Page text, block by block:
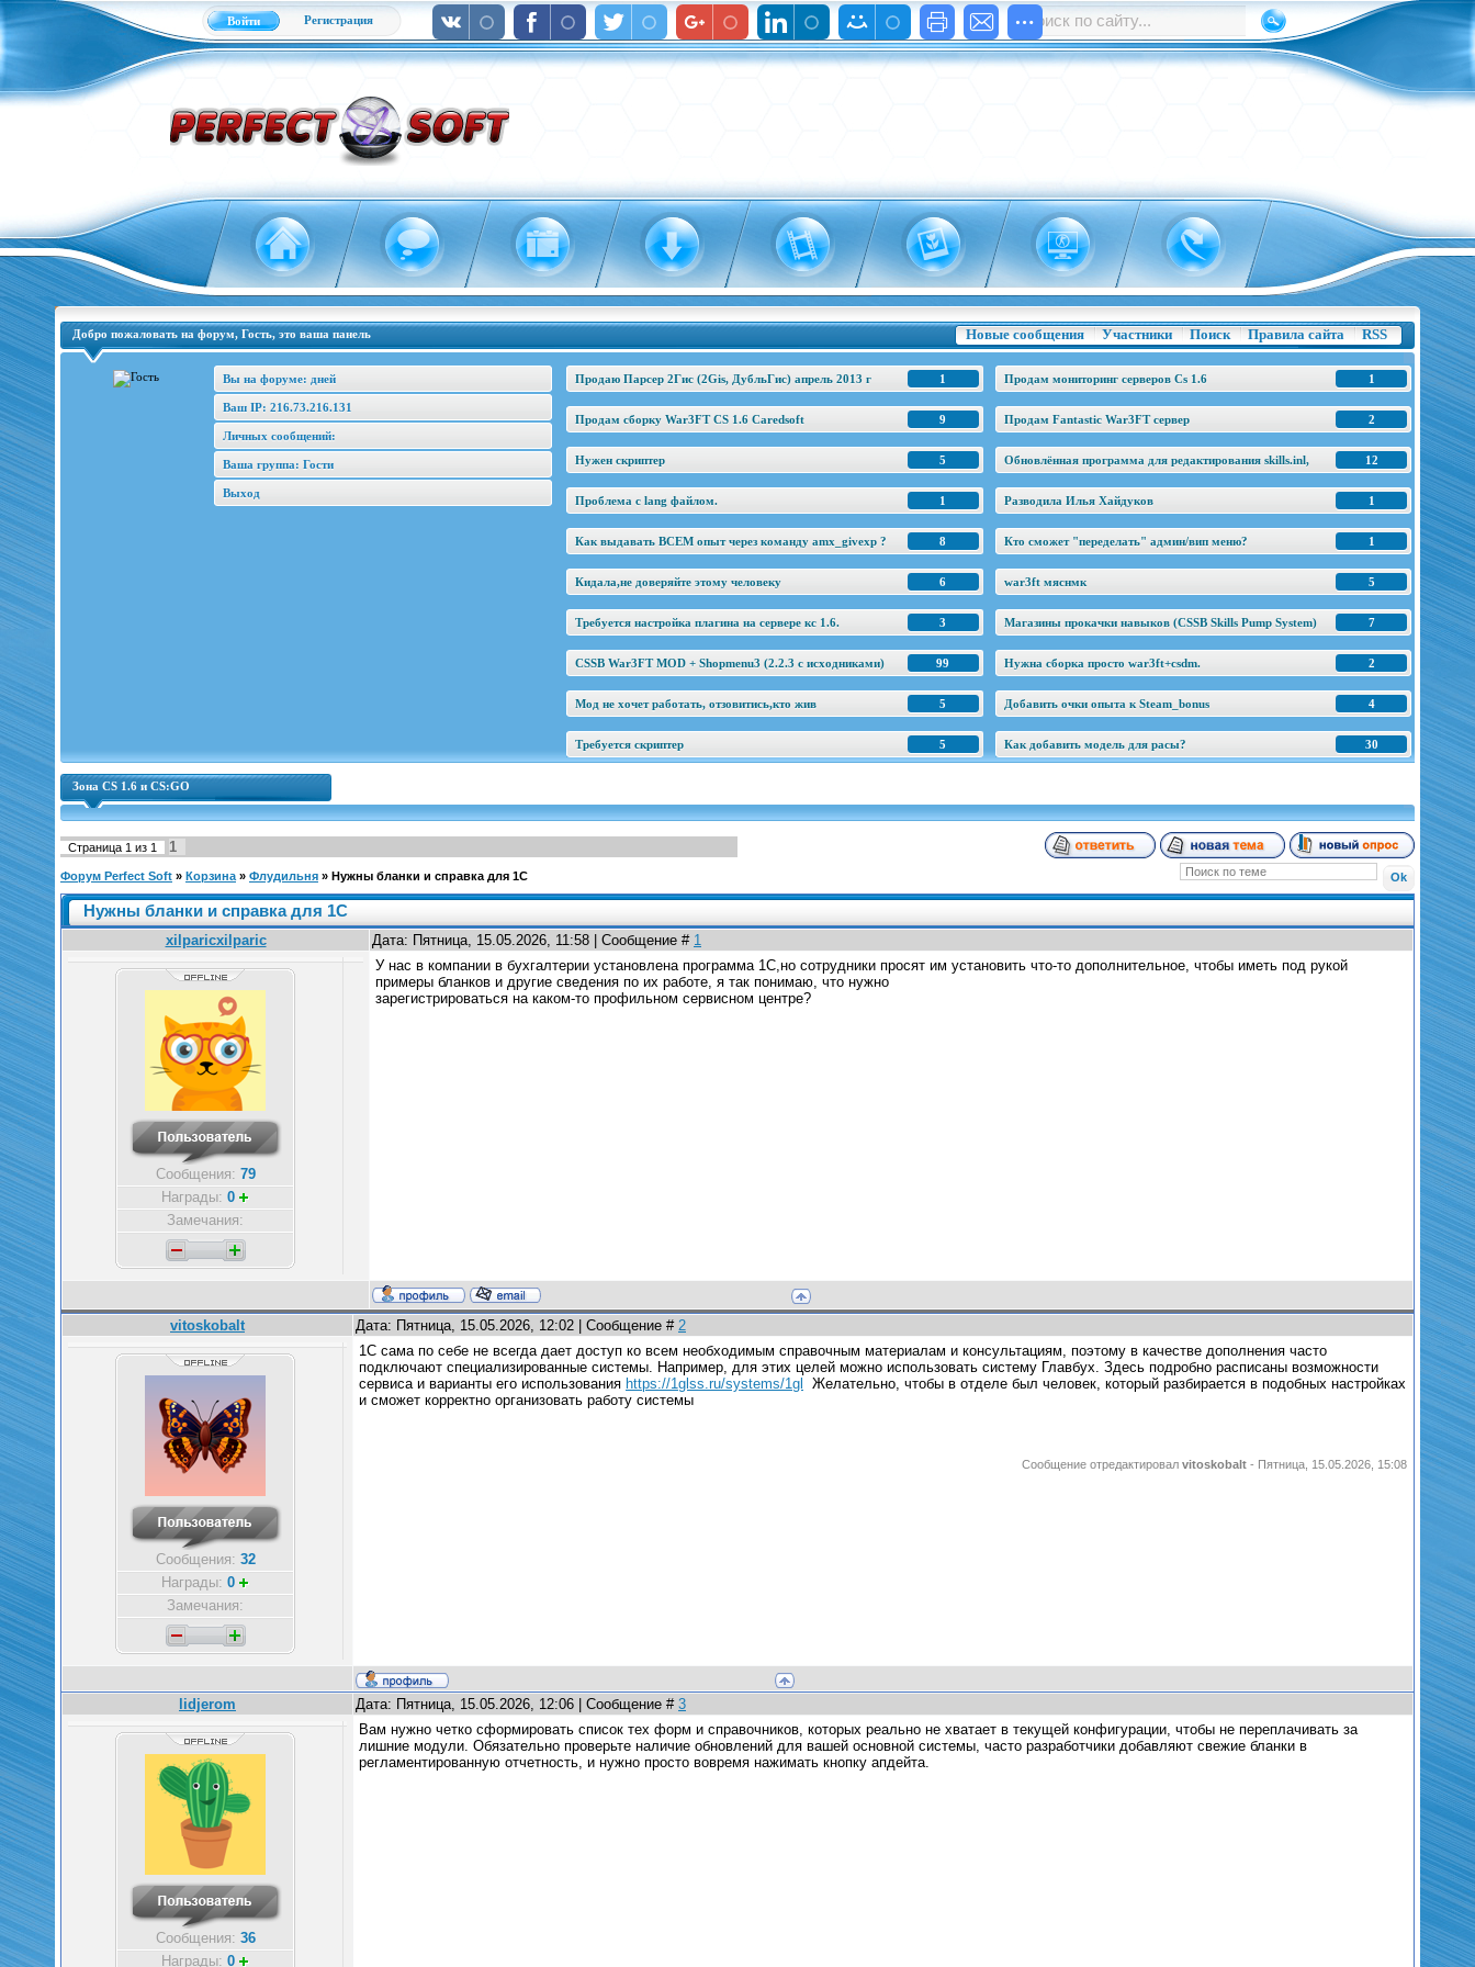
Войти Регистрация
Новые сообщения Участники Поиск Правила сайта RSS
Добро пожаловать на форум, Гость, это ваша панель
Вы на форуме: дней
Ваш IP: 216.73.216.131
Личных сообщений:
Ваша группа: Гости
Выход
1
Продаю Парсер 2Гис (2Gis, ДубльГис) апрель 2013 г 1
Продам мониторинг серверов Cs 1.6
9
Продам сборку War3FT CS 1.6 Caredsoft 2
Продам Fantastic War3FT сервер
5
Нужен скриптер 12
Обновлённая программа для редактирования skills.inl,
1
Проблема с lang файлом. 1
Разводила Илья Хайдуков
8
Как выдавать ВСЕМ опыт через команду amx_givexp ? 1
Кто сможет "переделать" админ/вип меню?
6
Кидала,не доверяйте этому человеку 5
war3ft мяснмк
3
Требуется настройка плагина на сервере кс 1.6. 7
Магазины прокачки навыков (CSSB Skills Pump System)
99
CSSB War3FT MOD + Shopmenu3 (2.2.3 c исходниками) 2
Нужна сборка просто war3ft+csdm.
5
Мод не хочет работать, отзовитись,кто жив 4
Добавить очки опыта к Steam_bonus
5
Требуется скриптер 30
Как добавить модель для расы?
Зона CS 1.6 и CS:GO
Страница 1 из 1 1
Форум Perfect Soft » Корзина » Флудильня » Нужны бланки и справка для 1С
Нужны бланки и справка для 1С
xilparicxilparic Дата: Пятница, 15.05.2026, 11:58 | Сообщение # 1
Сообщения: 79
Награды: 0
Замечания:
У нас в компании в бухгалтерии установлена программа 1С,но сотрудники просят им установить что-то дополнительное, чтобы иметь под рукой
примеры бланков и другие сведения по их работе, я так понимаю, что нужно
зарегистрироваться на каком-то профильном сервисном центре?
vitoskobalt Дата: Пятница, 15.05.2026, 12:02 | Сообщение # 2
Сообщения: 32
Награды: 0
Замечания:
1С сама по себе не всегда дает доступ ко всем необходимым справочным материалам и консультациям, поэтому в качестве дополнения часто
подключают специализированные системы. Например, для этих целей можно использовать систему Главбух. Здесь подробно расписаны возможности
сервиса и варианты его использования https://1glss.ru/systems/1gl
Желательно, чтобы в отделе был человек, который разбирается в подобных настройках
и сможет корректно организовать работу системы
Сообщение отредактировал vitoskobalt - Пятница, 15.05.2026, 15:08
lidjerom Дата: Пятница, 15.05.2026, 12:06 | Сообщение # 3
Сообщения: 36
Награды: 0
Вам нужно четко сформировать список тех форм и справочников, которых реально не хватает в текущей конфигурации, чтобы не переплачивать за
лишние модули. Обязательно проверьте наличие обновлений для вашей основной системы, часто разработчики добавляют свежие бланки в
регламентированную отчетность, и нужно просто вовремя нажимать кнопку апдейта.